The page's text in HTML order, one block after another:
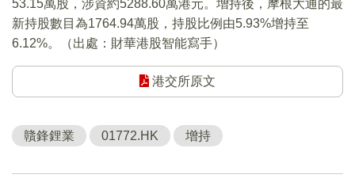
53.15萬股，涉資約5288.60萬港元。增持後，摩根大通的最
新持股數目為1764.94萬股，持股比例由5.93%增持至
6.12%。（出處：財華港股智能寫手）
港交所原文
贛鋒鋰業 01772.HK 增持